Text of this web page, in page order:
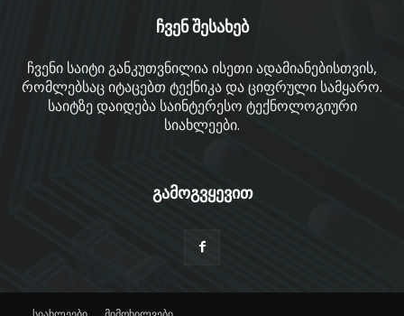
ჩვენ შესახებ
ჩვენი საიტი განკუთვნილია ისეთი ადამიანებისთვის,
რომლებსაც იტაცებთ ტექნიკა და ციფრული სამყარო.
საიტზე დაიდება საინტერესო ტექნოლოგიური
სიახლეები.
გამოგვყევით